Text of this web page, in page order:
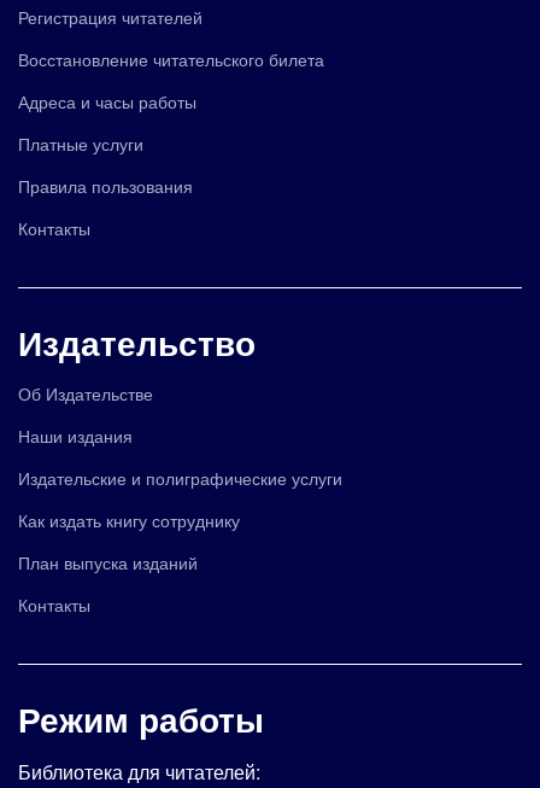
Регистрация читателей
Восстановление читательского билета
Адреса и часы работы
Платные услуги
Правила пользования
Контакты
Издательство
Об Издательстве
Наши издания
Издательские и полиграфические услуги
Как издать книгу сотруднику
План выпуска изданий
Контакты
Режим работы
Библиотека для читателей: